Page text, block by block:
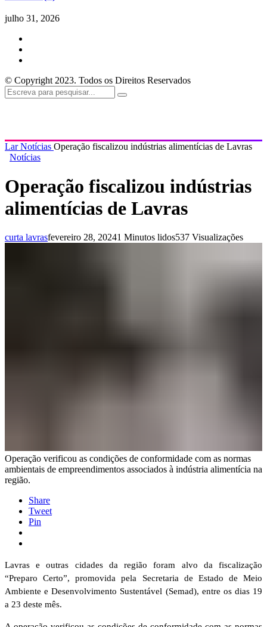
julho 31, 2026
© Copyright 2023. Todos os Direitos Reservados
LarNotícias Operação fiscalizou indústrias alimentícias de Lavras
Notícias
Operação fiscalizou indústrias
alimentícias de Lavras
curta lavrasfevereiro 28, 20241 Minutos lidos537 Visualizações
Operação verificou as condições de conformidade com as normas
ambientais de empreendimentos associados à indústria alimentícia na
região.
Share
Tweet
Pin
Lavras e outras cidades da região foram alvo da fiscalização
“Preparo Certo”, promovida pela Secretaria de Estado de Meio
Ambiente e Desenvolvimento Sustentável (Semad), entre os dias 19
a 23 deste mês.